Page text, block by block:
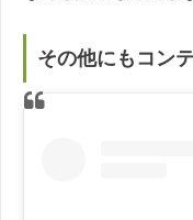
その他にもコン